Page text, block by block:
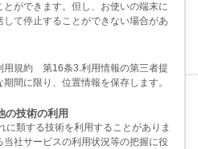
ができます。但し、お使いの端末に
て停止することができない場合があ
用規約 第16条3.利用情報の第三者提
間に限り、位置情報を保存します。
の技術の利用
類する技術を利用することがありま
社サービスの利用状況等の把握に役